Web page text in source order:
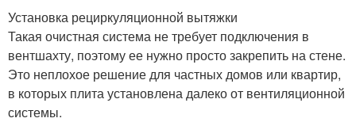
Установка рециркуляционной вытяжки
Такая очистная система не требует подключения в
вентшахту, поэтому ее нужно просто закрепить на стене.
Это неплохое решение для частных домов или квартир,
в которых плита установлена далеко от вентиляционной
системы.